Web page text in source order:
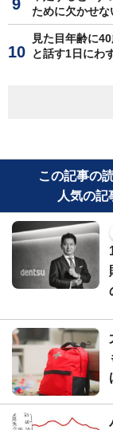
ために欠かせな
見た目年齢に
と話す1日にわ
この記事の
人気の記